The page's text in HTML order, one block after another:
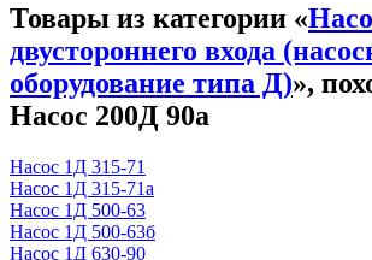
Товары из категории «
двустороннего входа
оборудование типа Д)»,
Насос 200Д 90а
Насос 1Д 315-71
Насос 1Д 315-71а
Насос 1Д 500-63
Насос 1Д 500-63б
Насос 1Д 630-90